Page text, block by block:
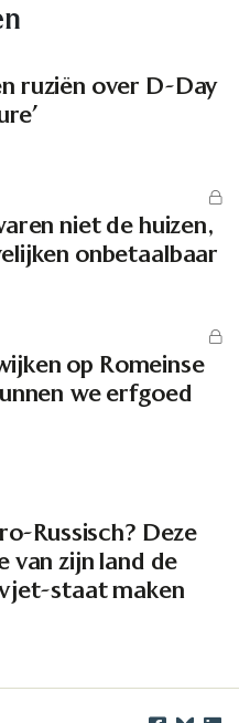
ruziën over D-Day
niet de huizen,
onbetaalbaar
op Romeinse
we erfgoed
Russisch? Deze
van zijn land de
staat maken